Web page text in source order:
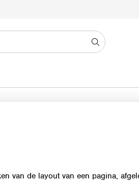
van de layout van een pagina,